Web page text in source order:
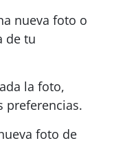
nueva foto o
de tu
la foto,
preferencias.
foto de